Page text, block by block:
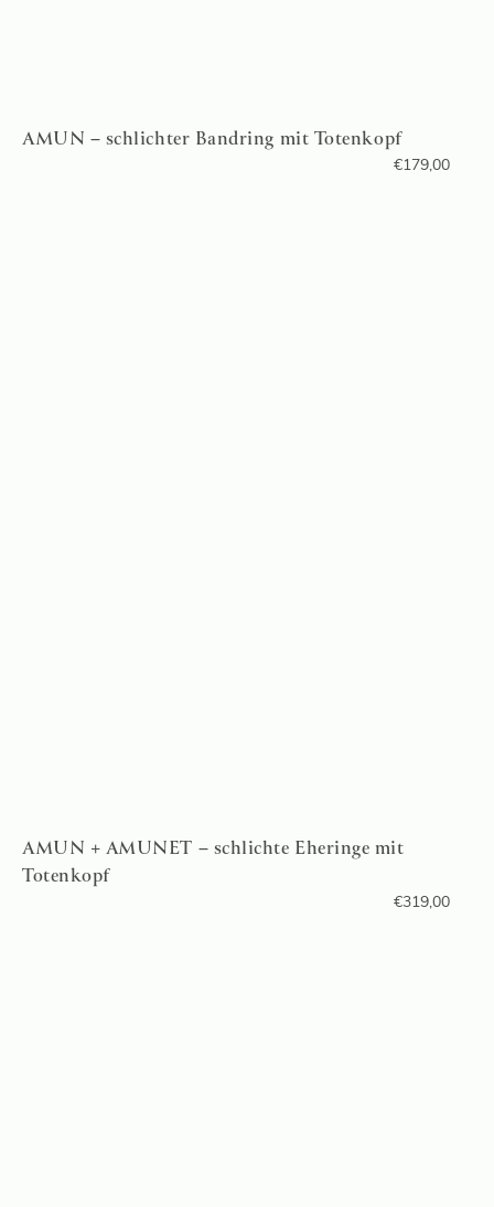
AMUN – schlichter Bandring mit Totenkopf
€179,00
AMUN + AMUNET – schlichte Eheringe mit
Totenkopf
€319,00